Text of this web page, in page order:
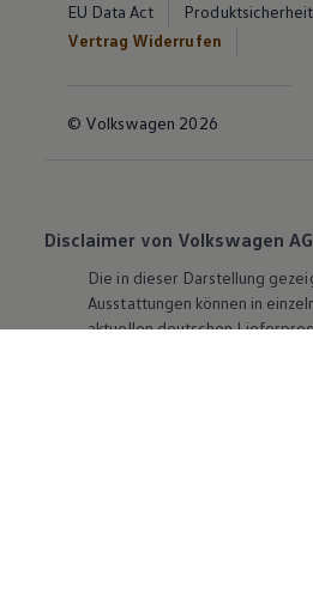
EU Data Act
Vertrag Widerrufen
© Volkswagen 2026
Disclaimer von Volkswagen AG
Die in dieser Darstellung
Ausstattungen können in
aktuellen deutschen